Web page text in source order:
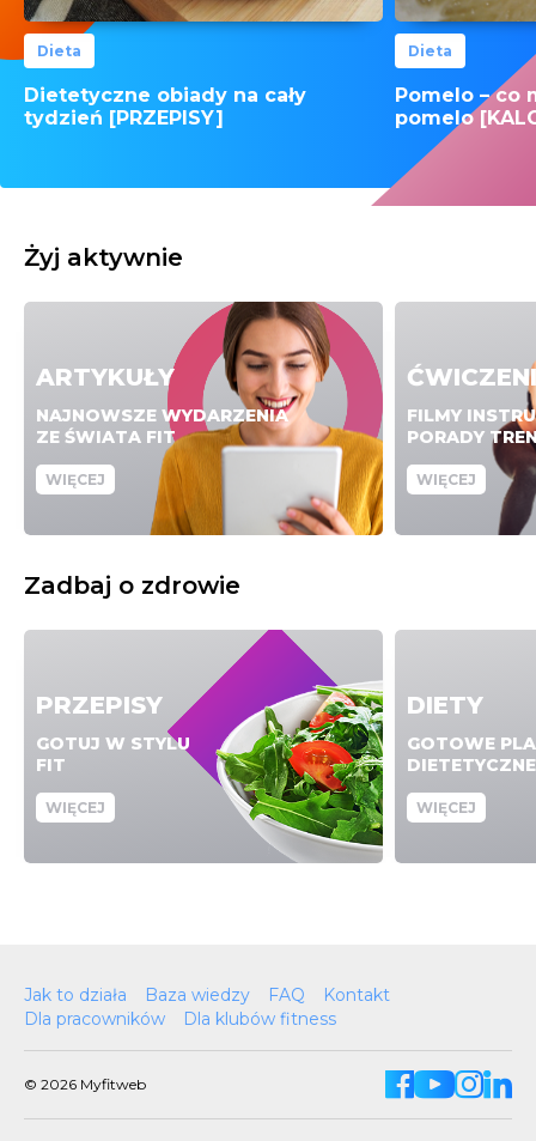
Dieta
Dietetyczne obiady na cały
tydzień [PRZEPISY]
Dieta
Pomelo – co
pomelo
Żyj aktywnie
ARTYKUŁY
NAJNOWSZE WYDARZENIA
ZE ŚWIATA FIT
WIĘCEJ
FILMY
PORADY
WIĘCEJ
Zadbaj o zdrowie
PRZEPISY
GOTUJ W STYLU
FIT
WIĘCEJ
DIETY
GOTOWE
DIETETYCZNE
WIĘCEJ
Jak to działa Baza wiedzy FAQ
Kontakt
Dla pracowników
Dla klubów fitness
© 2026 Myfitweb